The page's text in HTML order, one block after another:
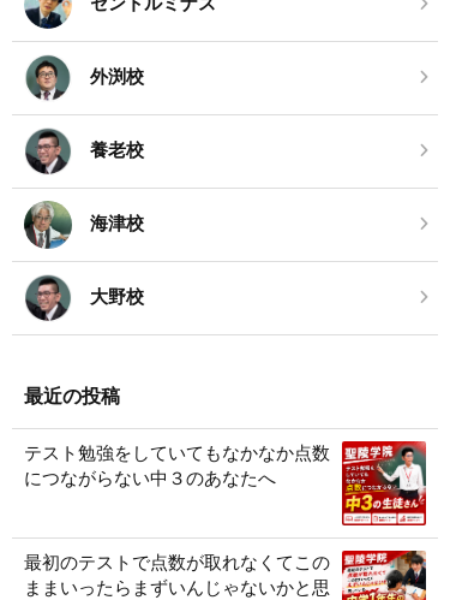
外渕校
養老校
海津校
大野校
最近の投稿
テスト勉強をしていてもなかなか点数
につながらない中３のあなたへ
最初のテストで点数が取れなくてこの
ままいったらまずいんじゃないかと思